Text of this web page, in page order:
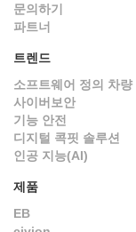
문의하기
파트너
트렌드
소프트웨어 정의 차량
사이버보안
기능 안전
디지털 콕핏 솔루션
인공 지능(AI)
제품
EB